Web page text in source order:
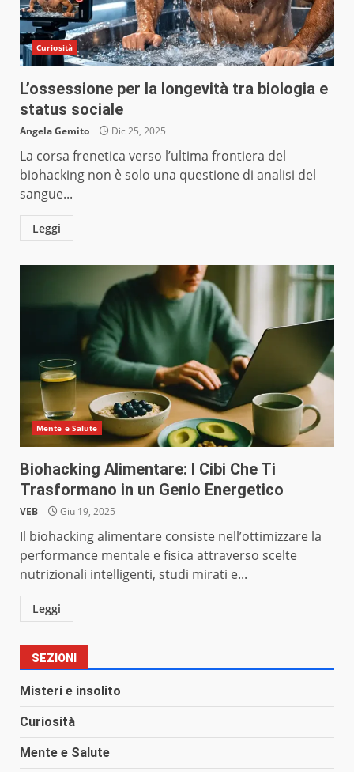
Curiosità
L’ossessione per la longevità tra biologia e
status sociale
Angela Gemito Dic 25, 2025
La corsa frenetica verso l’ultima frontiera del
biohacking non è solo una questione di analisi del
sangue...
Leggi
Mente e Salute
Biohacking Alimentare: I Cibi Che Ti
Trasformano in un Genio Energetico
VEB Giu 19, 2025
Il biohacking alimentare consiste nell’ottimizzare la
performance mentale e fisica attraverso scelte
nutrizionali intelligenti, studi mirati e...
Leggi
SEZIONI
Misteri e insolito
Curiosità
Mente e Salute